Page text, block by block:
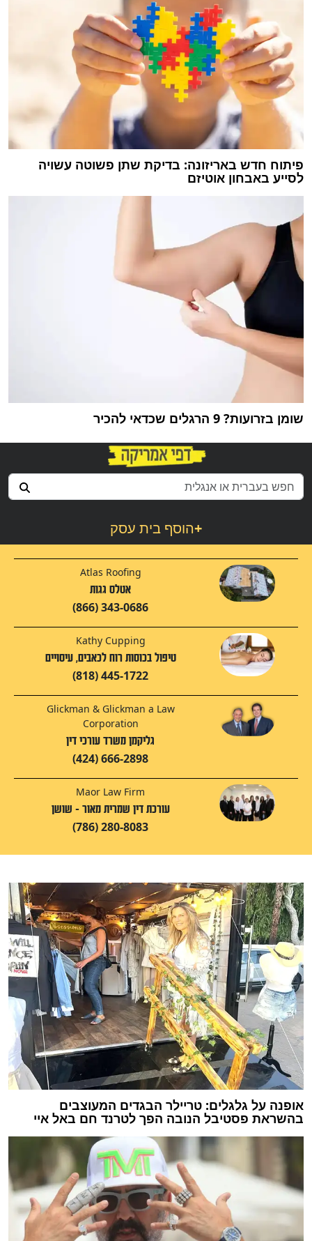
פיתוח חדש באריזונה: בדיקת שתן פשוטה עשויה
לסייע באבחון אוטיזם
שומן בזרועות? 9 הרגלים שכדאי להכיר
הוסף בית עסק+
Atlas Roofing
אטלס גגות
(866) 343-0686
Kathy Cupping
טיפול בכוסות רוח לכאבים, עיסויים
(818) 445-1722
Glickman & Glickman a Law
Corporation
גליקמן משרד עורכי דין
(424) 666-2898
Maor Law Firm
עורכת דין שמרית מאור - שושן
(786) 280-8083
אופנה על גלגלים: טריילר הבגדים המעוצבים
בהשראת פסטיבל הנובה הפך לטרנד חם באל איי